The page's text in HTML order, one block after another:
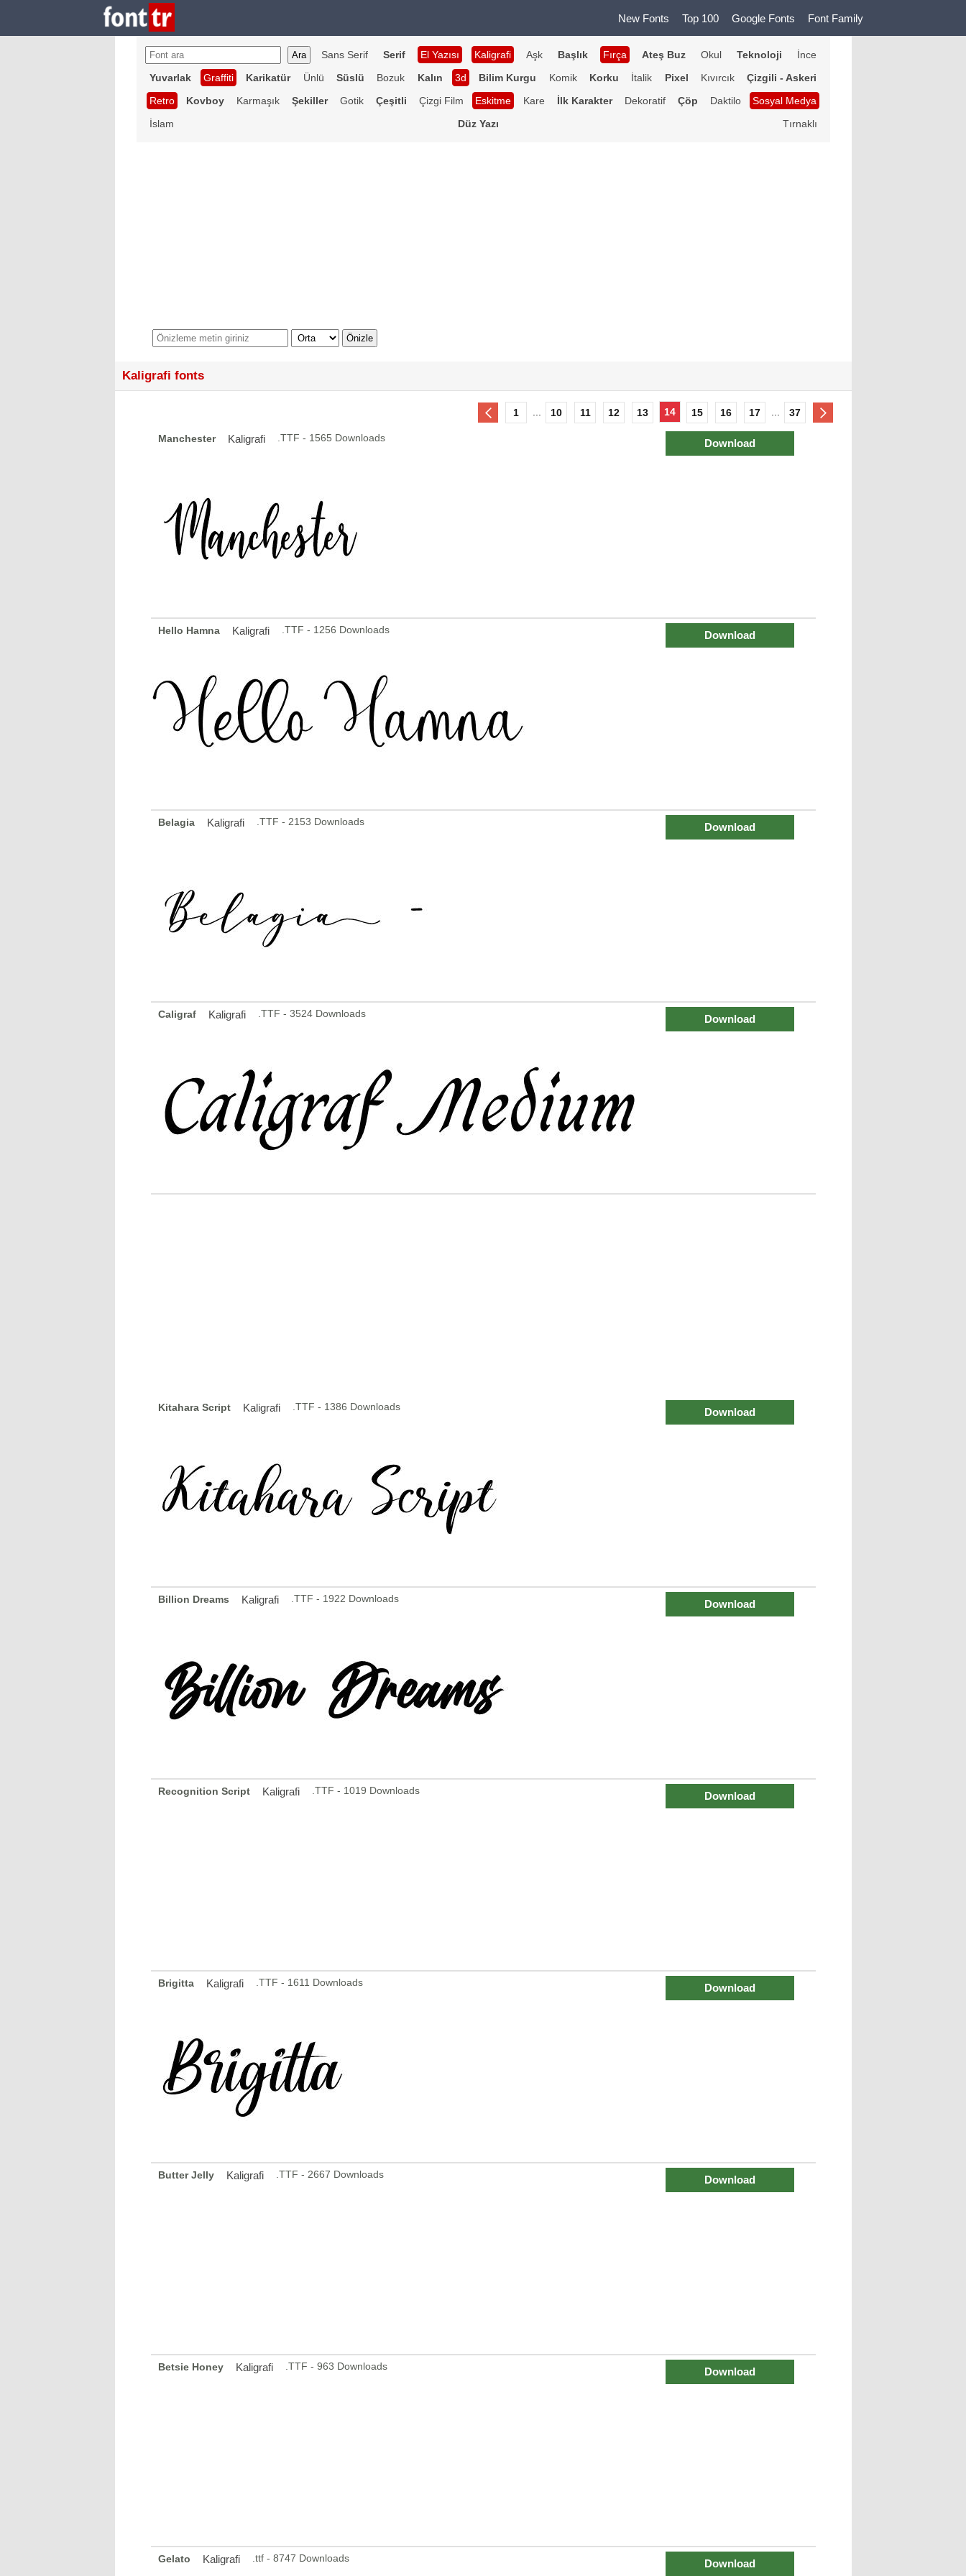
New Fonts Top 100 Google Fonts Font Family
Sans Serif Serif El Yazısı Kaligrafi Aşk Başlık Fırça Ateş Buz Okul Teknoloji
İnce
Yuvarlak
Graffiti Karikatür Ünlü Süslü Bozuk Kalın 3d Bilim Kurgu Komik Korku İtalik Pixel Kıvırcık
Çizgili - Askeri
Retro
Kovboy Karmaşık Şekiller Gotik Çeşitli Çizgi Film Eskitme Kare İlk Karakter Dekoratif Çöp Daktilo
Sosyal Medya
İslam
Düz Yazı Tırnaklı
Kaligrafi fonts
1 10 11 12 13 14 15 16 17 37
Manchester Kaligrafi .TTF - 1565 Downloads Download
Hello Hamna Kaligrafi .TTF - 1256 Downloads Download
Belagia Kaligrafi .TTF - 2153 Downloads Download
Caligraf Kaligrafi .TTF - 3524 Downloads Download
Kitahara Script Kaligrafi .TTF - 1386 Downloads Download
Billion Dreams Kaligrafi .TTF - 1922 Downloads Download
Recognition Script Kaligrafi .TTF - 1019 Downloads Download
Brigitta Kaligrafi .TTF - 1611 Downloads Download
Butter Jelly Kaligrafi .TTF - 2667 Downloads Download
Betsie Honey Kaligrafi .TTF - 963 Downloads Download
Gelato Kaligrafi .ttf - 8747 Downloads Download